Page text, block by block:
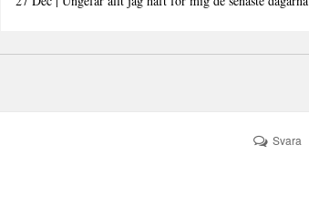
Svara